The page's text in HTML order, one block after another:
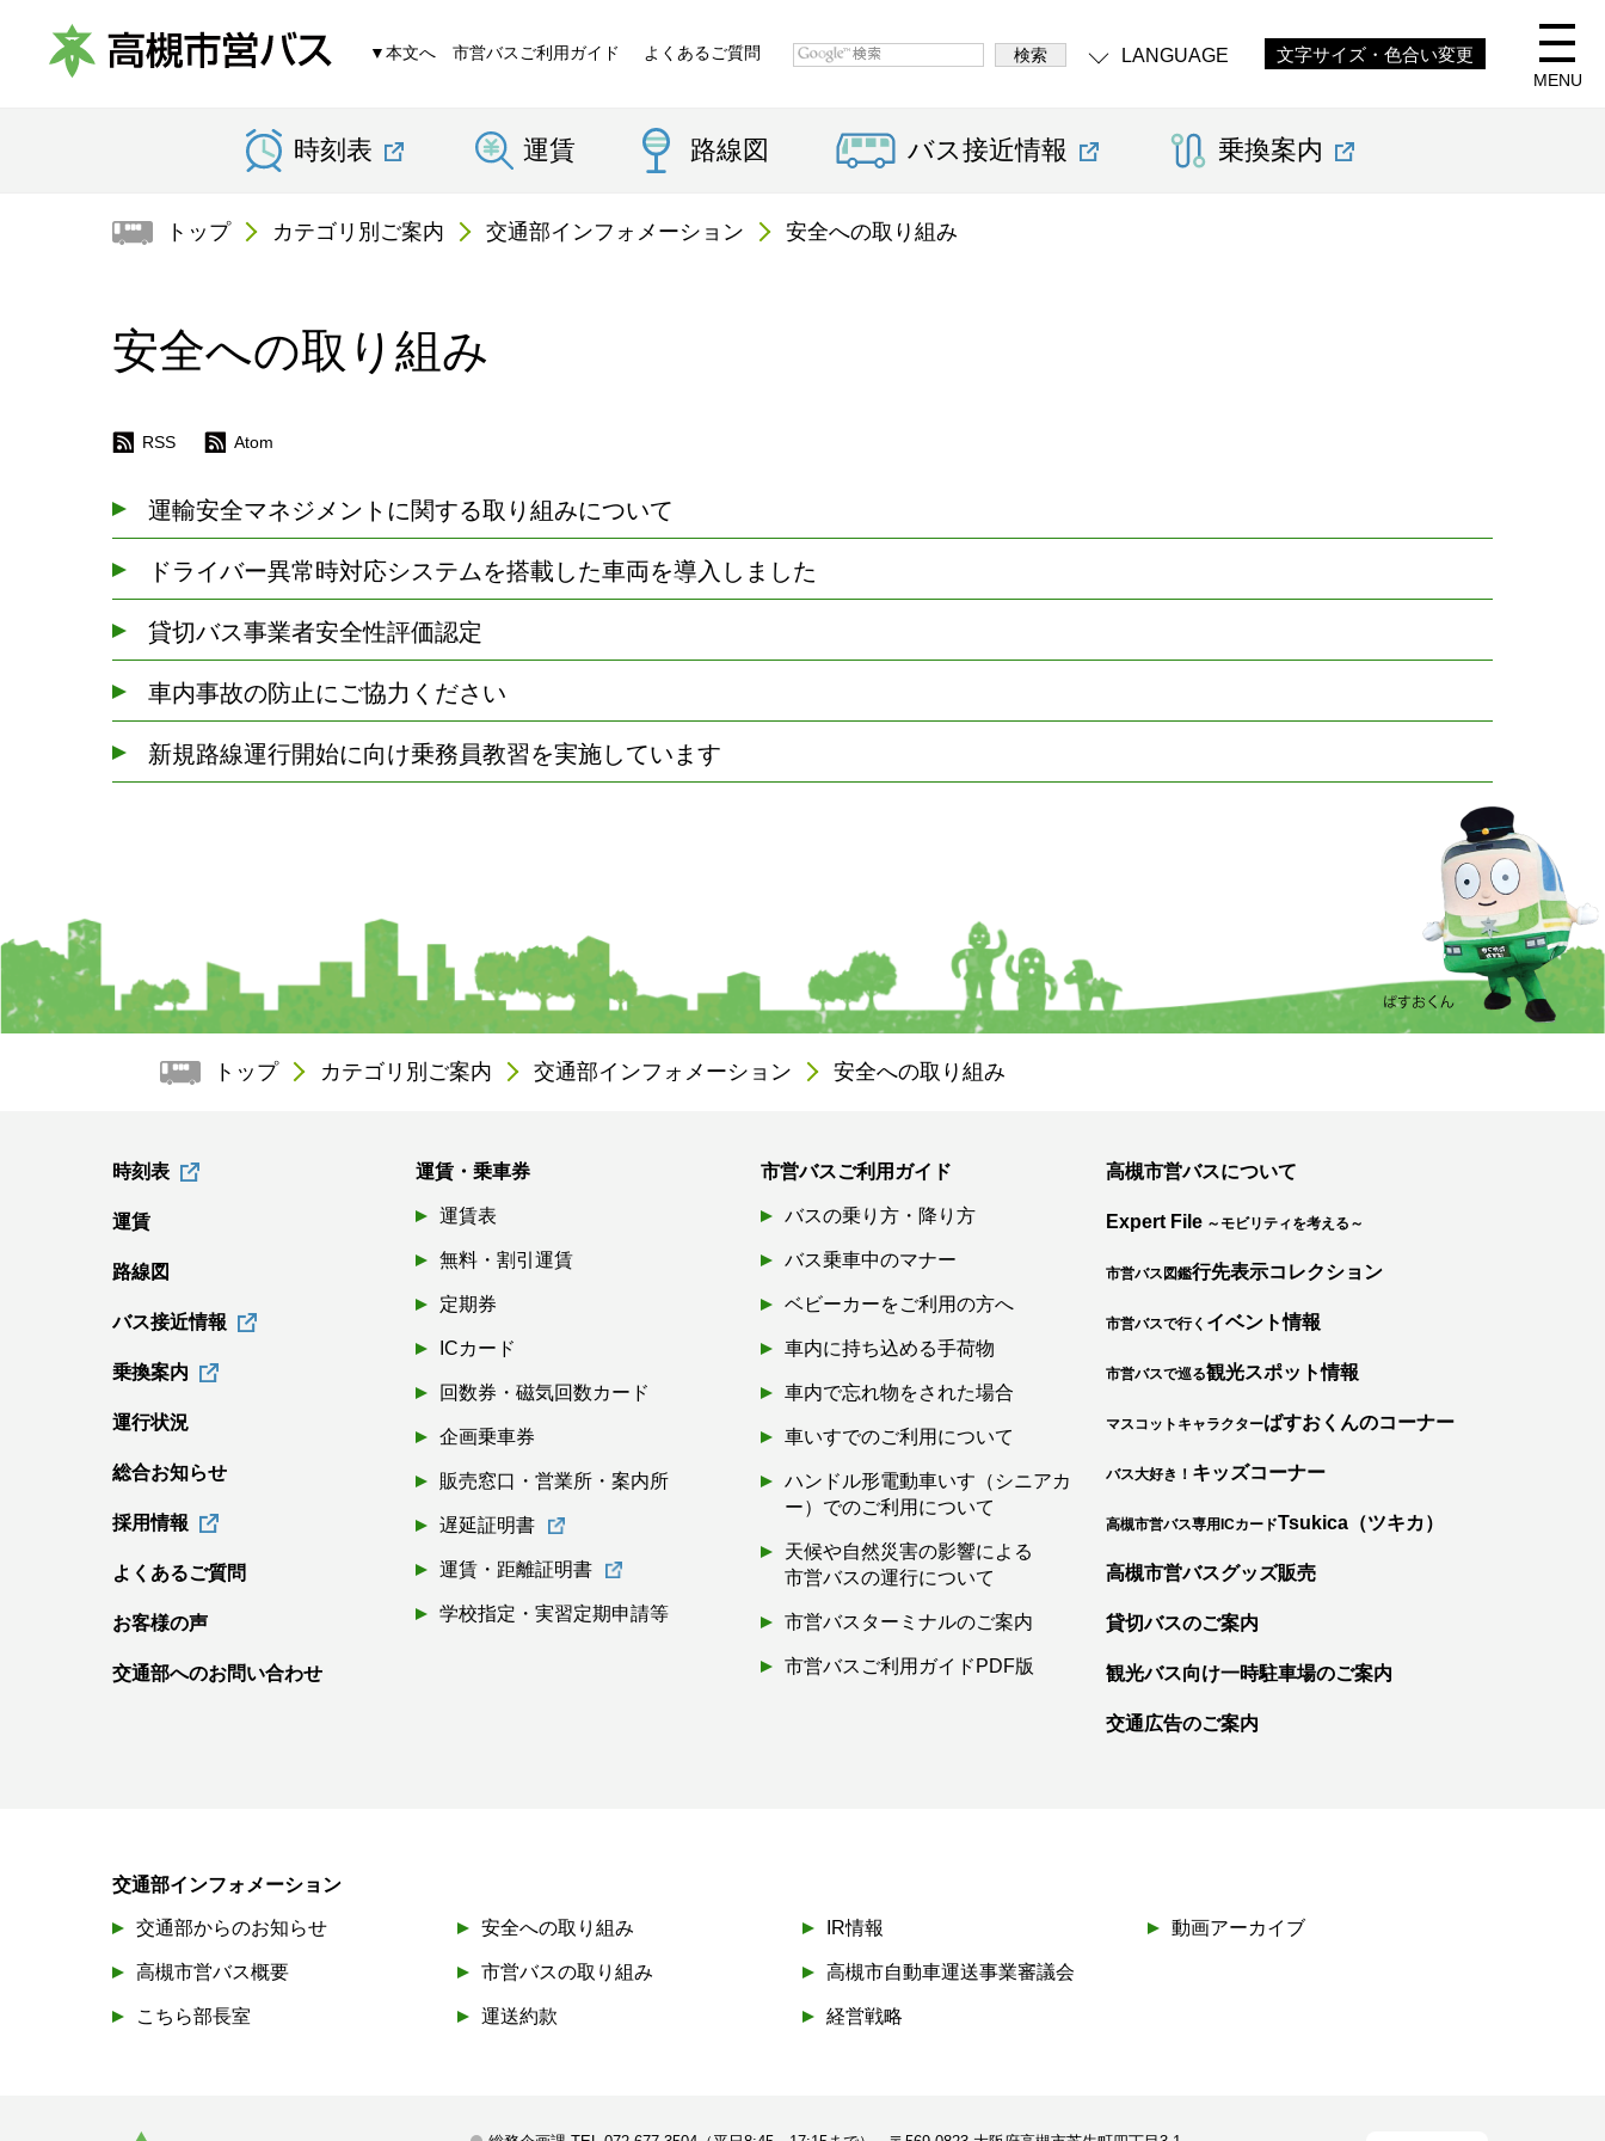
槻
市
ス
▼本文へ 市営バスご利用ガイド よくあるご質問 LANGUAGE
文字サイズ・色合い変更
MENU
時刻表 運賃 路線図 バス接近情報 乗換案内
トップ カテゴリ別ご案内 交通部インフォメーション 安全への取り組み
安全への取り組み
RSS Atom
運輸安全マネジメントに関する取り組みについて
ドライバー異常時対応システムを搭載した車両を導入しました
貸切バス事業者安全性評価認定
車内事故の防止にご協力ください
新規路線運行開始に向け乗務員教習を実施しています
トップ カテゴリ別ご案内 交通部インフォメーション 安全への取り組み
時刻表
運賃
路線図
バス接近情報
乗換案内
運行状況
総合お知らせ
採用情報
よくあるご質問
お客様の声
交通部へのお問い合わせ
運賃・乗車券
運賃表
無料・割引運賃
定期券
ICカード
回数券・磁気回数カード
企画乗車券
販売窓口・営業所・案内所
遅延証明書
運賃・距離証明書
学校指定・実習定期申請等
市営バスご利用ガイド
バスの乗り方・降り方
バス乗車中のマナー
ベビーカーをご利用の方へ
車内に持ち込める手荷物
車内で忘れ物をされた場合
車いすでのご利用について
ハンドル形電動車いす（シニアカ
ー）でのご利用について
天候や自然災害の影響による
市営バスの運行について
市営バスターミナルのご案内
市営バスご利用ガイドPDF版
高槻市営バスについて
Expert File ～モビリティを考える～
市営バス図鑑行先表示コレクション
市営バスで行く イベント情報
市営バスで巡る観光スポット情報
マスコットキャラクターばすおくんのコーナー
バス大好き！ キッズコーナー
高槻市営バス専用ICカードTsukica（ツキカ）
高槻市営バスグッズ販売
貸切バスのご案内
観光バス向け一時駐車場のご案内
交通広告のご案内
交通部インフォメーション
交通部からのお知らせ
高槻市営バス概要
こちら部長室
安全への取り組み
市営バスの取り組み
運送約款
IR情報
高槻市自動車運送事業審議会
経営戦略
動画アーカイブ